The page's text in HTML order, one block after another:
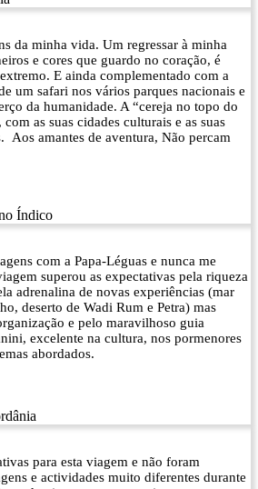
da minha vida. Um regressar à minha
e cores que guardo no coração, é
E ainda complementado com a
um safari nos vários parques nacionais e
da humanidade. A “cereja no topo do
as suas cidades culturais e as suas
Aos amantes de aventura, Não percam
Índico
com a Papa-Léguas e nunca me
superou as expectativas pela riqueza
adrenalina de novas experiências (mar
deserto de Wadi Rum e Petra) mas
e pelo maravilhoso guia
excelente na cultura, nos pormenores
abordados.
para esta viagem e não foram
e actividades muito diferentes durante